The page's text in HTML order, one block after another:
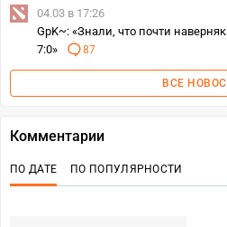
04.03 в 17:26
GpK~: «Знали, что почти
7:0»
87
ВСЕ
Комментарии
ПО ДАТЕ ПО ПОПУЛЯРНОСТИ